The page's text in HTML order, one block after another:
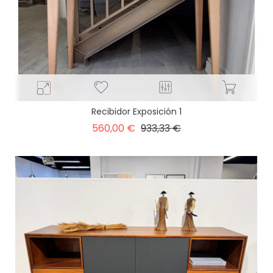
Recibidor Exposición 1
560,00 € Precio
933,33 €Precio